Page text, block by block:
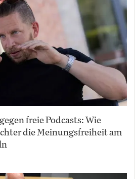
freie Podcasts: Wie
die Meinungsfreiheit am